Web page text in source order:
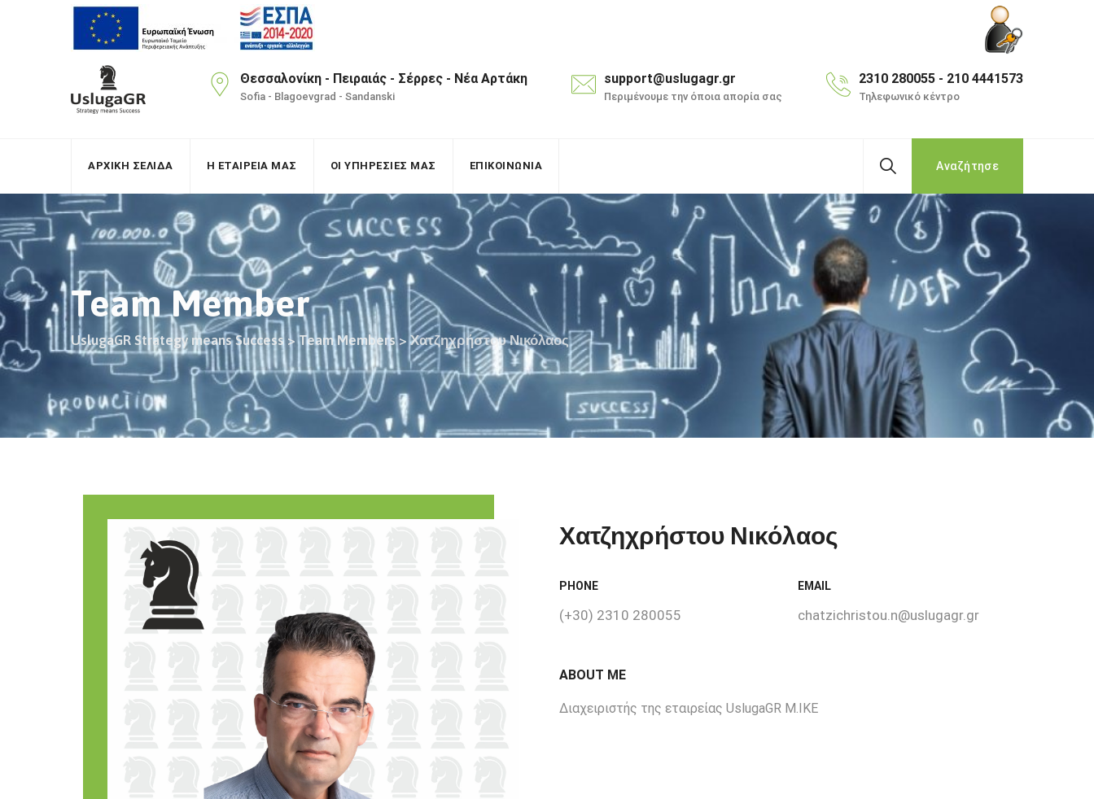
Θεσσαλονίκη - Πειραιάς - Σέρρες - Νέα Αρτάκη
Sofia - Blagoevgrad - Sandanski
support@uslugagr.gr
Περιμένουμε την όποια απορία σας
2310 280055 - 210 4441573
Τηλεφωνικό κέντρο
ΑΡΧΙΚΗ ΣΕΛΙΔΑ Η ΕΤΑΙΡΕΙΑ ΜΑΣ ΟΙ ΥΠΗΡΕΣΙΕΣ ΜΑΣ ΕΠΙΚΟΙΝΩΝΙΑ Αναζήτησε
Team Member
UslugaGR Strategy means Success>Team Members>Χατζηχρήστου Νικόλαος
Χατζηχρήστου Νικόλαος
PHONE
(+30) 2310 280055
EMAIL
chatzichristou.n@uslugagr.gr
ABOUT ME
Διαχειριστής της εταιρείας UslugaGR M.IKE